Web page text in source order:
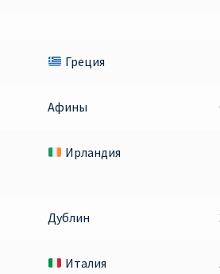
Греция
Афины
Ирландия
Дублин
Италия